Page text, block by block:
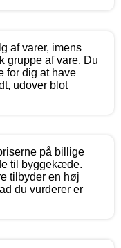
af varer, imens
gruppe af vare. Du
for dig at have
udover blot
på billige
til byggekæde.
tilbyder en høj
du vurderer er